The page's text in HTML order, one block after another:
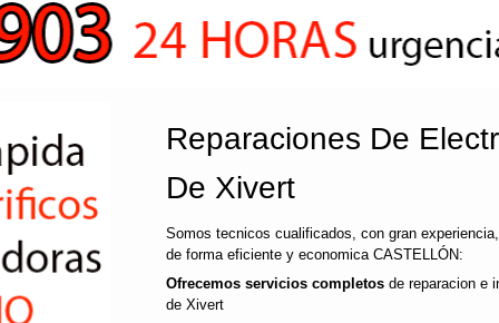
Reparaciones De
De Xivert
Somos tecnicos cualificados, con gran
de forma eficiente y economica CASTELLÓN:
Ofrecemos servicios completos de reparacion e
de Xivert